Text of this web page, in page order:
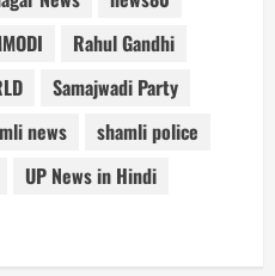
Rahul Gandhi
Samajwadi Party
news
shamli police
UP News in Hindi